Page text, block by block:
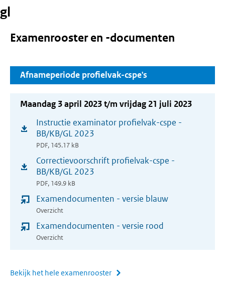
gl
Examenrooster en -documenten
Afnameperiode profielvak-cspe's
Maandag 3 april 2023 t/m vrijdag 21 juli 2023
Instructie examinator profielvak-cspe -
BB/KB/GL 2023
PDF, 145.17 kB
(opent
venster)
Correctievoorschrift profielvak-cspe -
BB/KB/GL 2023
PDF, 149.9 kB
(opent
venster)
Examendocumenten - versie blauw
Overzicht
Examendocumenten - versie rood
Overzicht
Bekijk het hele examenrooster